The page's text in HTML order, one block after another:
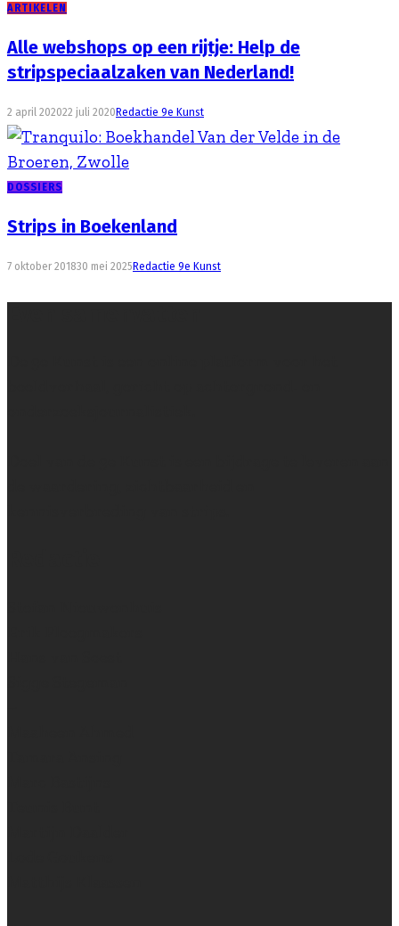
ARTIKELEN
Alle webshops op een rijtje: Help de
stripspeciaalzaken van Nederland!
2 april 202022 juli 2020Redactie 9e Kunst
DOSSIERS
Strips in Boekenland
7 oktober 201830 mei 2025Redactie 9e Kunst